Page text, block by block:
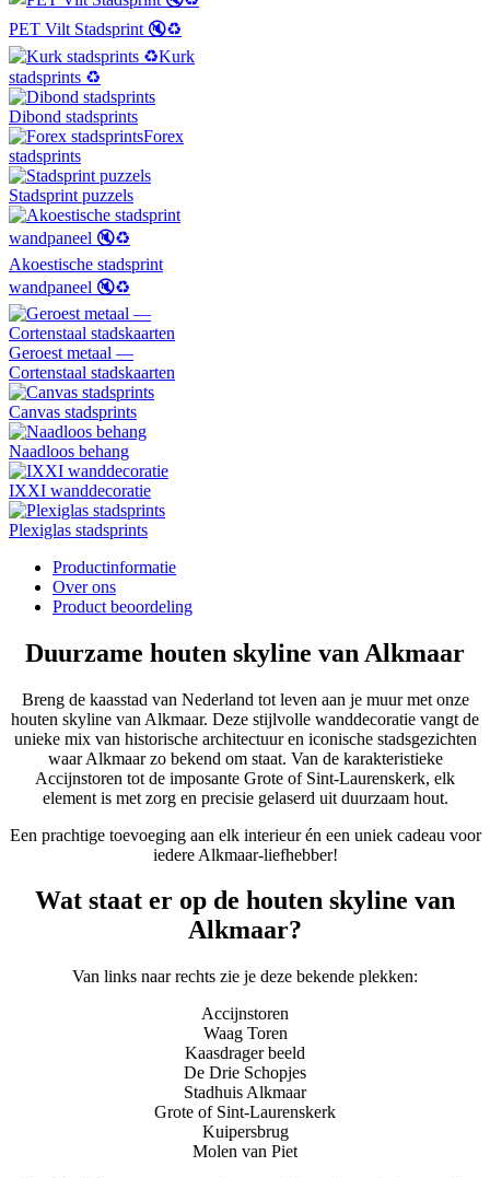
PET Vilt Stadsprint 🔇♻️
Kurk
stadsprints ♻️
Dibond stadsprints
Forex
stadsprints
Stadsprint puzzels
Akoestische stadsprint
wandpaneel 🔇♻️
Geroest metaal —
Cortenstaal stadskaarten
Canvas stadsprints
Naadloos behang
IXXI wanddecoratie
Plexiglas stadsprints
Productinformatie
Over ons
Product beoordeling
Duurzame houten skyline van Alkmaar
Breng de kaasstad van Nederland tot leven aan je muur met onze
houten skyline van Alkmaar. Deze stijlvolle wanddecoratie vangt de
unieke mix van historische architectuur en iconische stadsgezichten
waar Alkmaar zo bekend om staat. Van de karakteristieke
Accijnstoren tot de imposante Grote of Sint-Laurenskerk, elk
element is met zorg en precisie gelaserd uit duurzaam hout.
Een prachtige toevoeging aan elk interieur én een uniek cadeau voor
iedere Alkmaar-liefhebber!
Wat staat er op de houten skyline van
Alkmaar?
Van links naar rechts zie je deze bekende plekken:
Accijnstoren
Waag Toren
Kaasdrager beeld
De Drie Schopjes
Stadhuis Alkmaar
Grote of Sint-Laurenskerk
Kuipersbrug
Molen van Piet